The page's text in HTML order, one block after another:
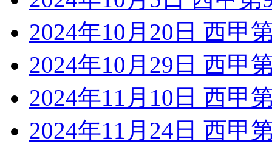
2024年10月20日 西甲
2024年10月29日 西甲
2024年11月10日 西甲
2024年11月24日 西甲